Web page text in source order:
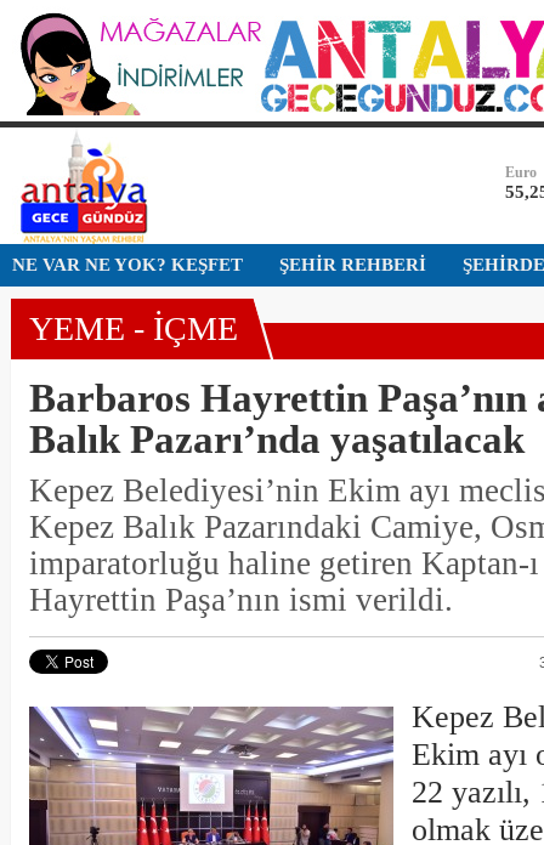
Dolar
Euro
Altın
Bist-
Dolar
NE VAR NE YOK? KEŞFET ŞEHİR REHBERİ
YEME - İÇME
Barbaros Hayrettin Paşa’nın
Balık Pazarı’nda yaşatılacak
Kepez Belediyesi’nin Ekim ayı
Kepez Balık Pazarındaki Camiye,
imparatorluğu haline getiren Kaptan-
Hayrettin Paşa’nın ismi verildi.
Kepez
Ekim ayı
22
olmak